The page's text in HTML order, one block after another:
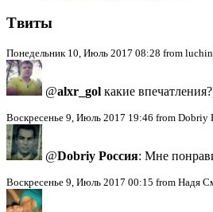
Tвиты
Понедельник 10, Июль 2017 08:28 from
@alxr_gol какие
Воскресенье 9, Июль 2017 19:46 from Dobriy
@Dobriy Россия: Мне
Воскресенье 9, Июль 2017 00:15 from Надя